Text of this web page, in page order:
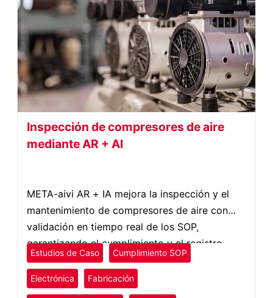
Inspección de compresores de aire
mediante AR + AI
META-aivi AR + IA mejora la inspección y el
mantenimiento de compresores de aire con
validación en tiempo real de los SOP,
garantizando el cumplimiento y el registro
digital.
Estudios de Caso Cumplimiento SOP
Electrónica Fabricación